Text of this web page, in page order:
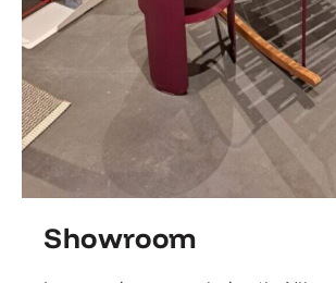
Showroom